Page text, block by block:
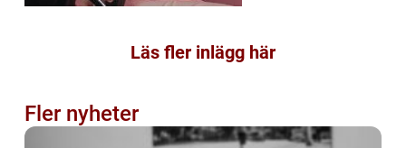
Läs fler inlägg här
Fler nyheter